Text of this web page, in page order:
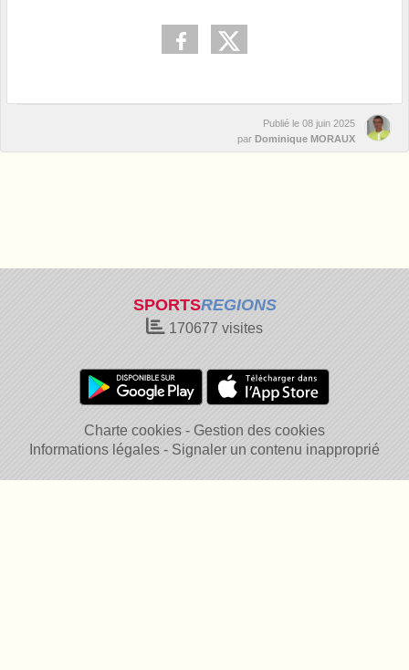
Publié le 08 juin 2025
par Dominique MORAUX
SPORTSREGIONS
170677 visites
Charte cookies
Gestion des cookies
Informations légales
Signaler un contenu inapproprié